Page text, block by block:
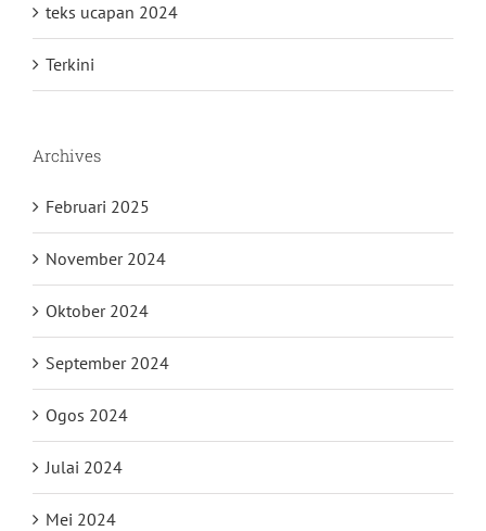
teks ucapan 2024
Terkini
Archives
Februari 2025
November 2024
Oktober 2024
September 2024
Ogos 2024
Julai 2024
Mei 2024